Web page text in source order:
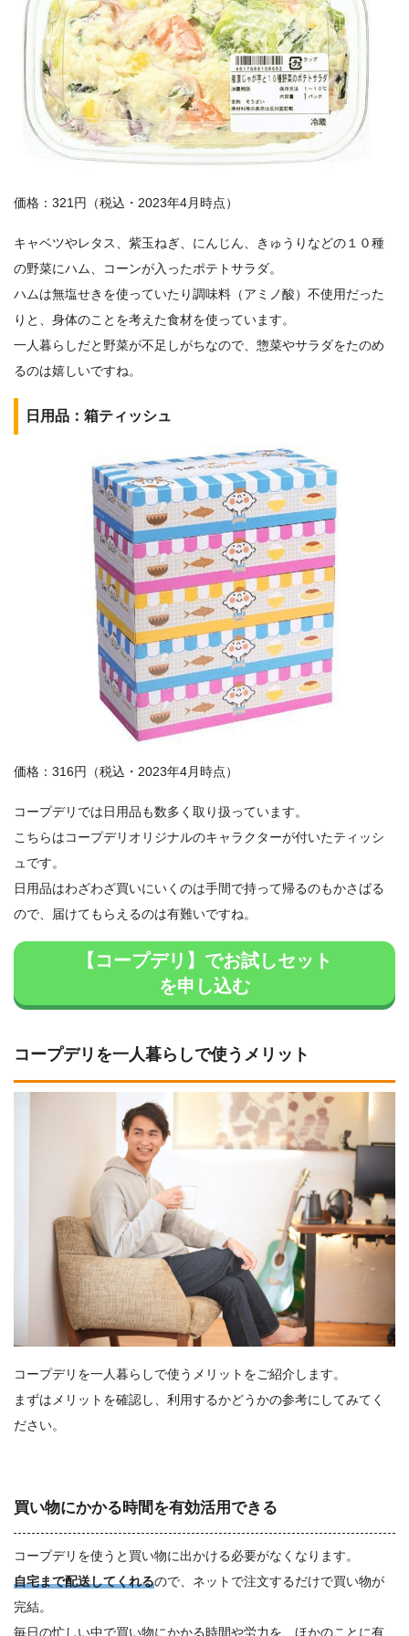
価格：321円（税込・2023年4月時点）
キャベツやレタス、紫玉ねぎ、にんじん、きゅうりなどの１０種
の野菜にハム、コーンが入ったポテトサラダ。
ハムは無塩せきを使っていたり調味料（アミノ酸）不使用だった
りと、身体のことを考えた食材を使っています。
一人暮らしだと野菜が不足しがちなので、惣菜やサラダをたのめ
るのは嬉しいですね。
日用品：箱ティッシュ
価格：316円（税込・2023年4月時点）
コープデリでは日用品も数多く取り扱っています。
こちらはコープデリオリジナルのキャラクターが付いたティッシ
ュです。
日用品はわざわざ買いにいくのは手間で持って帰るのもかさばる
ので、届けてもらえるのは有難いですね。
【コープデリ】でお試しセット
を申し込む
コープデリを一人暮らしで使うメリット
コープデリを一人暮らしで使うメリットをご紹介します。
まずはメリットを確認し、利用するかどうかの参考にしてみてく
ださい。
買い物にかかる時間を有効活用できる
コープデリを使うと買い物に出かける必要がなくなります。
自宅まで配送してくれるので、ネットで注文するだけで買い物が
完結。
毎日の忙しい中で買い物にかかる時間や労力を、ほかのことに有